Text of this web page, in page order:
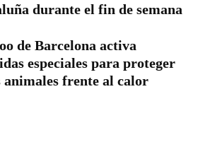
durante el fin de semana
de Barcelona activa
especiales para proteger
animales frente al calor